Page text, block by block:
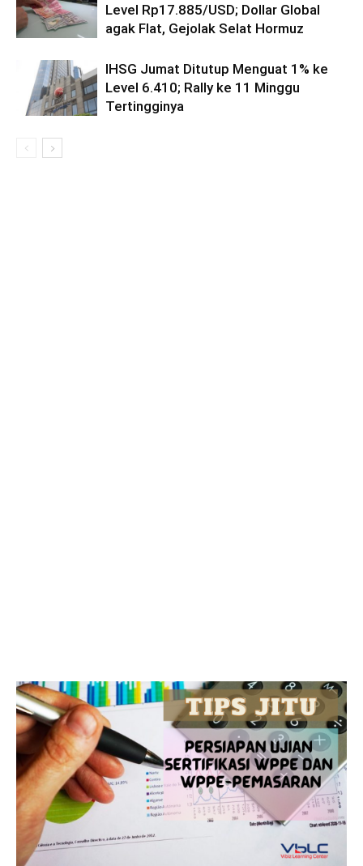
Level Rp17.885/USD; Dollar Global
agak Flat, Gejolak Selat Hormuz
IHSG Jumat Ditutup Menguat 1% ke
Level 6.410; Rally ke 11 Minggu
Tertingginya